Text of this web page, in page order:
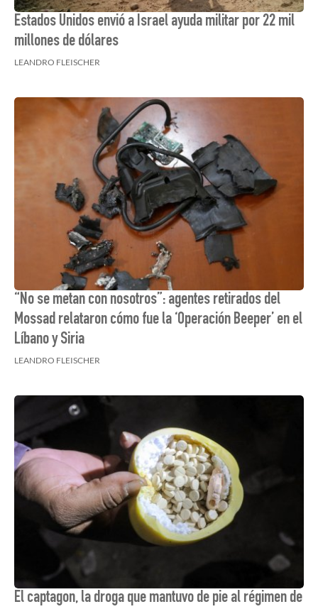
Estados Unidos envió a Israel ayuda militar por 22 mil
millones de dólares
LEANDRO FLEISCHER
“No se metan con nosotros”: agentes retirados del
Mossad relataron cómo fue la ‘Operación Beeper’ en el
Líbano y Siria
LEANDRO FLEISCHER
El captagon, la droga que mantuvo de pie al régimen de